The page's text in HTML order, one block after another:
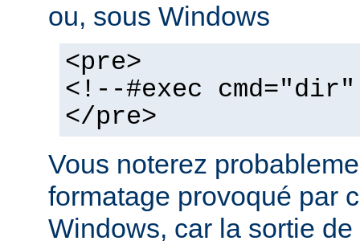
ou, sous Windows
<pre>
<!--#exec
</pre>
Vous noterez
formatage provoqué par
Windows, car la sortie de